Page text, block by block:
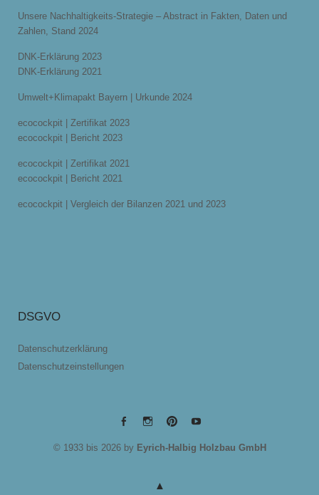
Unsere Nachhaltigkeits-Strategie – Abstract in Fakten, Daten und
Zahlen, Stand 2024
DNK-Erklärung 2023
DNK-Erklärung 2021
Umwelt+Klimapakt Bayern | Urkunde 2024
ecocockpit | Zertifikat 2023
ecocockpit | Bericht 2023
ecocockpit | Zertifikat 2021
ecocockpit | Bericht 2021
ecocockpit | Vergleich der Bilanzen 2021 und 2023
DSGVO
Datenschutzerklärung
Datenschutzeinstellungen
EYRICH-EYRICH-EYRICH-EYRICH-
© 1933 bis 2026 by Eyrich-Halbig Holzbau GmbH